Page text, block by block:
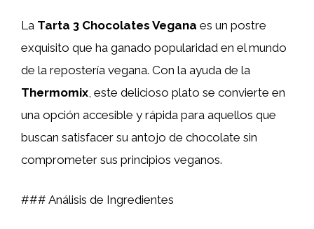
La Tarta 3 Chocolates Vegana es un postre
exquisito que ha ganado popularidad en el mundo
de la repostería vegana. Con la ayuda de la
Thermomix , este delicioso plato se convierte en
una opción accesible y rápida para aquellos que
buscan satisfacer su antojo de chocolate sin
comprometer sus principios veganos.
### Análisis de Ingredientes